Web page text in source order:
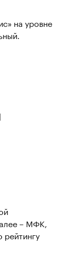
на уровне
– МФК,
рейтингу